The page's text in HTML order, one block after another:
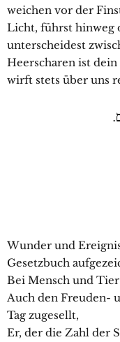
weichen vor der
Licht, führst hinweg
unterscheidest
Heerscharen ist
wirft stets über uns
Wunder und
Gesetzbuch
Bei Mensch und
Auch den Freuden-
Tag zugesellt,
Er, der die Zahl der